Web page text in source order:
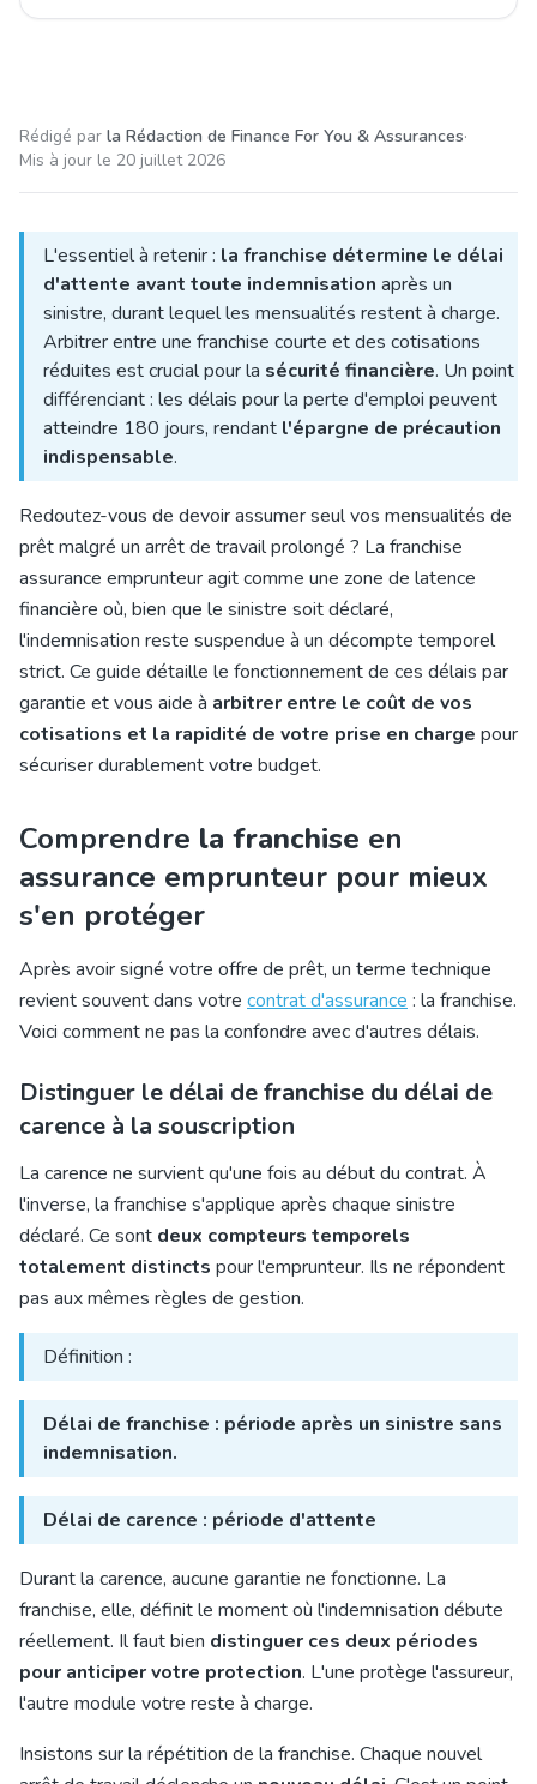
Rédigé par la Rédaction de Finance For You & Assurances·
Mis à jour le 20 juillet 2026
L'essentiel à retenir : la franchise détermine le délai
d'attente avant toute indemnisation après un
sinistre, durant lequel les mensualités restent à charge.
Arbitrer entre une franchise courte et des cotisations
réduites est crucial pour la sécurité financière. Un point
différenciant : les délais pour la perte d'emploi peuvent
atteindre 180 jours, rendant l'épargne de précaution
indispensable.
Redoutez-vous de devoir assumer seul vos mensualités de
prêt malgré un arrêt de travail prolongé ? La franchise
assurance emprunteur agit comme une zone de latence
financière où, bien que le sinistre soit déclaré,
l'indemnisation reste suspendue à un décompte temporel
strict. Ce guide détaille le fonctionnement de ces délais par
garantie et vous aide à arbitrer entre le coût de vos
cotisations et la rapidité de votre prise en charge pour
sécuriser durablement votre budget.
Comprendre la franchise en
assurance emprunteur pour mieux
s'en protéger
Après avoir signé votre offre de prêt, un terme technique
revient souvent dans votre contrat d'assurance : la franchise.
Voici comment ne pas la confondre avec d'autres délais.
Distinguer le délai de franchise du délai de
carence à la souscription
La carence ne survient qu'une fois au début du contrat. À
l'inverse, la franchise s'applique après chaque sinistre
déclaré. Ce sont deux compteurs temporels
totalement distincts pour l'emprunteur. Ils ne répondent
pas aux mêmes règles de gestion.
Définition :
Délai de franchise : période après un sinistre sans
indemnisation.
Délai de carence : période d'attente
Durant la carence, aucune garantie ne fonctionne. La
franchise, elle, définit le moment où l'indemnisation débute
réellement. Il faut bien distinguer ces deux périodes
pour anticiper votre protection. L'une protège l'assureur,
l'autre module votre reste à charge.
Insistons sur la répétition de la franchise. Chaque nouvel